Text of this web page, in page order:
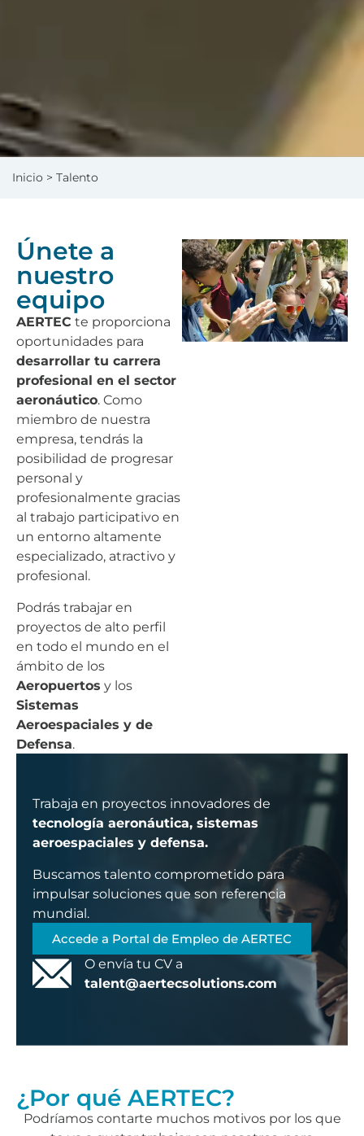
Inicio > Talento
Únete a
nuestro
equipo
AERTEC te proporciona
oportunidades para
desarrollar tu carrera
profesional en el sector
aeronáutico. Como
miembro de nuestra
empresa, tendrás la
posibilidad de progresar
personal y
profesionalmente gracias
al trabajo participativo en
un entorno altamente
especializado, atractivo y
profesional.
Podrás trabajar en
proyectos de alto perfil
en todo el mundo en el
ámbito de los
Aeropuertos y los
Sistemas
Aeroespaciales y de
Defensa.
Trabaja en proyectos innovadores de
tecnología aeronáutica, sistemas
aeroespaciales y defensa.
Buscamos talento comprometido para
impulsar soluciones que son referencia
mundial.
Accede a Portal de Empleo de AERTEC
O envía tu CV a
talent@aertecsolutions.com
¿Por qué AERTEC?
Podríamos contarte muchos motivos por los que